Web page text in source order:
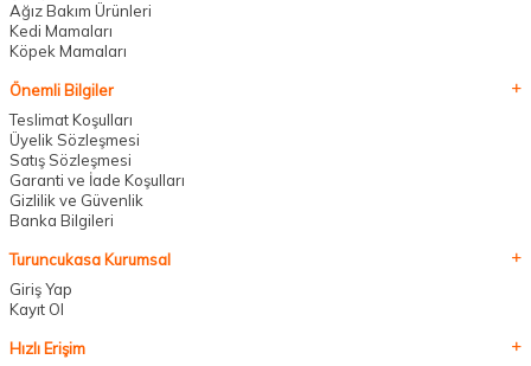
Ağız Bakım Ürünleri
Kedi Mamaları
Köpek Mamaları
Önemli Bilgiler
Teslimat Koşulları
Üyelik Sözleşmesi
Satış Sözleşmesi
Garanti ve İade Koşulları
Gizlilik ve Güvenlik
Banka Bilgileri
Turuncukasa Kurumsal
Giriş Yap
Kayıt Ol
Hızlı Erişim